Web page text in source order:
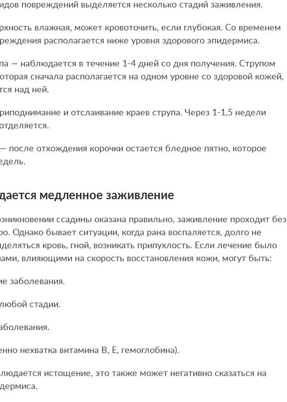
повреждений выделяется несколько стадий заживления.
влажная, может кровоточить, если глубокая. Со временем
располагается ниже уровня здорового эпидермиса.
— наблюдается в течение 1-4 дней со дня получения. Струпом
сначала располагается на одном уровне со здоровой кожей,
над ней.
и отслаивание краев струпа. Через 1-1,5 недели
после отхождения корочки остается бледное пятно, которое
медленное заживление
ссадины оказана правильно, заживление проходит без
Однако бывает ситуации, когда рана воспаляется, долго не
кровь, гной, возникать припухлость. Если лечение было
влияющими на скорость восстановления кожи, могут быть:
заболевания.
стадии.
нехватка витамина В, Е, гемоглобина).
истощение, это также может негативно сказаться на